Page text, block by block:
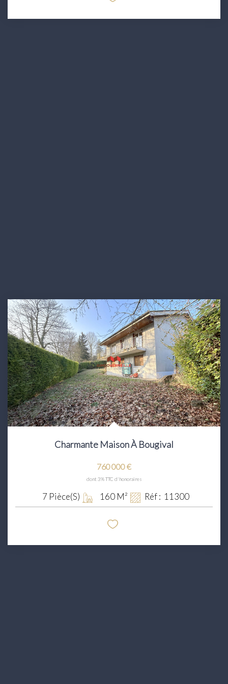
Charmante Maison À Bougival
760 000 €
dont 3% TTC d'honoraires
7 Pièce(s) 160 M² Réf : 11300